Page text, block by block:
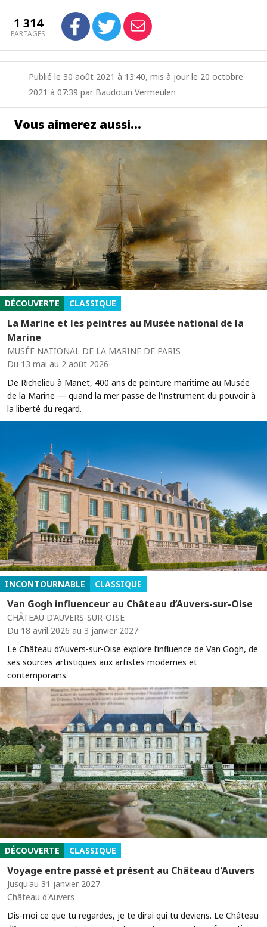
1 314
PARTAGES
Publié le 30 août 2021 à 13:40, mis à jour le 20 octobre
2021 à 07:39 par Baudouin Vermeulen
Vous aimerez aussi…
DÉCOUVERTE CLASSIQUE
La Marine et les peintres au Musée national de la
Marine
MUSÉE NATIONAL DE LA MARINE DE PARIS
Du 13 mai au 2 août 2026
De Richelieu à Manet, 400 ans de peinture maritime au Musée
de la Marine — quand la mer passe de l'instrument du pouvoir à
la liberté du regard.
INCONTOURNABLE CLASSIQUE
Van Gogh influenceur au Château d’Auvers-sur-Oise
CHÂTEAU D’AUVERS-SUR-OISE
Du 18 avril 2026 au 3 janvier 2027
Le Château d’Auvers-sur-Oise explore l’influence de Van Gogh, de
ses sources artistiques aux artistes modernes et
contemporains.
DÉCOUVERTE CLASSIQUE
Voyage entre passé et présent au Château d'Auvers
Jusqu'au 31 janvier 2027
Château d'Auvers
Dis-moi ce que tu regardes, je te dirai qui tu deviens. Le Château